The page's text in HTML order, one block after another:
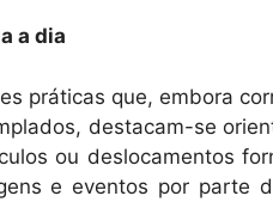
a dia
práticas que, embora
destacam-se
ou deslocamentos
e eventos por parte